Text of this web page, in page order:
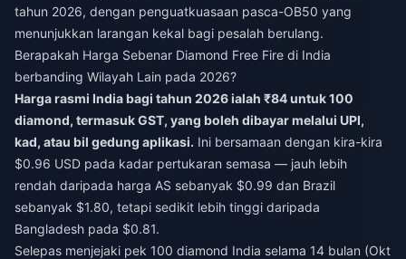
tahun 2026, dengan penguatkuasaan pasca-OB50 yang
menunjukkan larangan kekal bagi pesalah berulang.
Berapakah Harga Sebenar Diamond Free Fire di India
berbanding Wilayah Lain pada 2026?
Harga rasmi India bagi tahun 2026 ialah ₹84 untuk 100
diamond, termasuk GST, yang boleh dibayar melalui UPI,
kad, atau bil gedung aplikasi. Ini bersamaan dengan kira-kira
$0.96 USD pada kadar pertukaran semasa — jauh lebih
rendah daripada harga AS sebanyak $0.99 dan Brazil
sebanyak $1.80, tetapi sedikit lebih tinggi daripada
Bangladesh pada $0.81.
Selepas menjejaki pek 100 diamond India selama 14 bulan (Okt